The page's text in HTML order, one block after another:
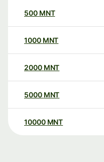
500 MNT
1000 MNT
2000 MNT
5000 MNT
10000 MNT